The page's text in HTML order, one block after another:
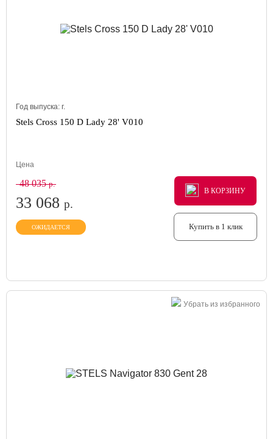
Год выпуска: г.
Stels Cross 150 D Lady 28' V010
Цена
48 035р.
33 068 р.
ОЖИДАЕТСЯ
В КОРЗИНУ
В КОРЗИНУ
В КОРЗИНУ
Купить в 1 клик
Убрать из избранного